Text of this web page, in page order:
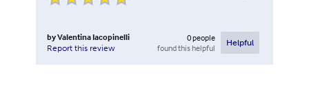
byValentina Iacopinelli
Report this review
0people
found this helpful
Helpful